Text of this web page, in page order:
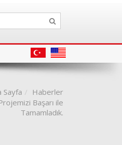
Sayfa
Haberler
Başarı ile
Tamamladık.